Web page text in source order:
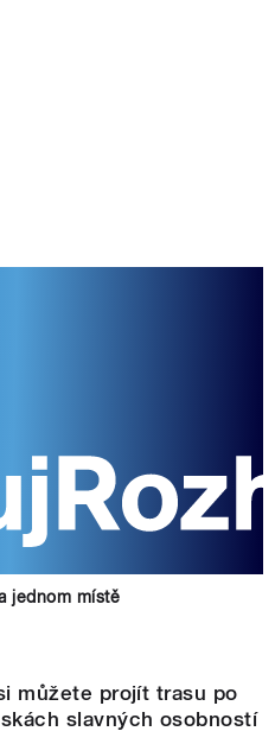
jednom místě
můžete projít trasu po
slavných osobností